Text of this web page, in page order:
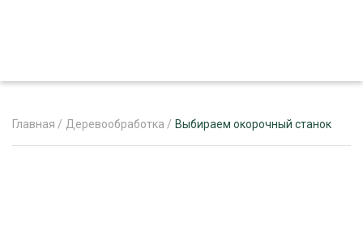
Главная / Деревообработка / Выбираем окорочный станок